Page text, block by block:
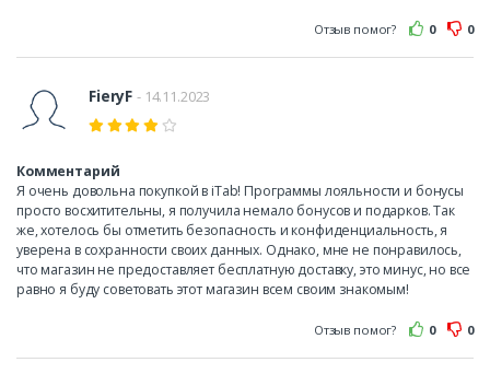
Отзыв помог? 0 0
FieryF - 14.11.2023
Комментарий
Я очень довольна покупкой в iTab! Программы лояльности и бонусы
просто восхитительны, я получила немало бонусов и подарков. Так
же, хотелось бы отметить безопасность и конфиденциальность, я
уверена в сохранности своих данных. Однако, мне не понравилось,
что магазин не предоставляет бесплатную доставку, это минус, но все
равно я буду советовать этот магазин всем своим знакомым!
Отзыв помог? 0 0